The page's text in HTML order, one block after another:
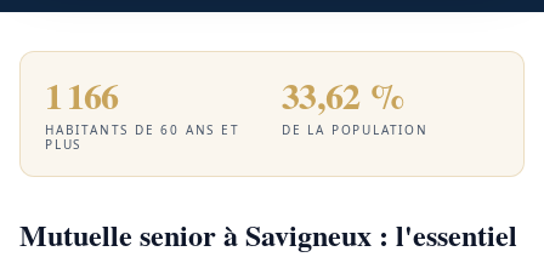
1 166
HABITANTS DE 60 ANS ET
PLUS
33,62 %
DE LA POPULATION
Mutuelle senior à Savigneux : l'essentiel